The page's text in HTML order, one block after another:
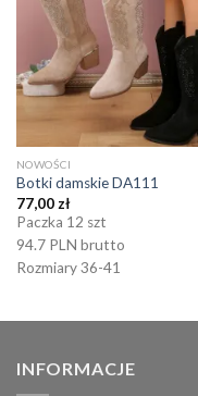
NOWOŚCI
Botki damskie DA111
77,00 zł
Paczka 12 szt
94.7 PLN brutto
Rozmiary 36-41
INFORMACJE